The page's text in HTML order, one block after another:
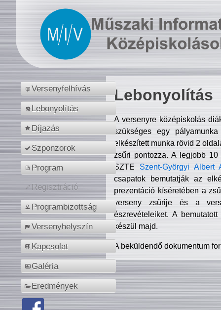
Versenyfelhívás
Lebonyolítás
Díjazás
Szponzorok
Program
Regisztráció
Programbizottság
Versenyhelyszín
Kapcsolat
Galéria
Eredmények
Lebonyolítás
A versenyre középiskolás
szükséges egy
elkészített munka rövid 2
zsűri pontozza. A legjobb
SZTE Szent-Györgyi Albert
csapatok bemutatják az
prezentáció kíséretében a
verseny zsűrije és a
észrevételeiket. A
készül majd.
A beküldendő dokumentum